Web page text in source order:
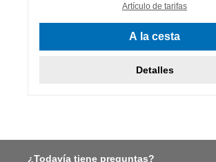
Artículo de tarifas
A la cesta
Detalles
¿Todavía tiene preguntas?